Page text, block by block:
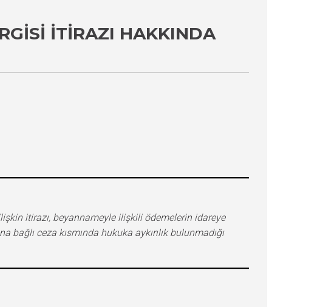
İTIRAZI HAKKINDA
itirazı, beyannameyle ilişkili ödemelerin idareye
ceza kısmında hukuka aykırılık bulunmadığı